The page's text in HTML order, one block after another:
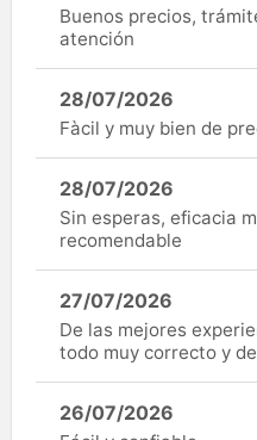
Buenos precios,
atención
28/07/2026
Fàcil y muy bien de
28/07/2026
Sin esperas, eficacia
recomendable
27/07/2026
De las mejores
todo muy correcto y
26/07/2026